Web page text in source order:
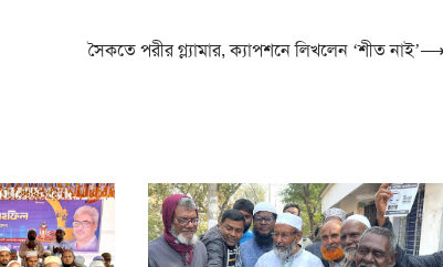
সৈকতে পরীর গ্ল্যামার, ক্যাপশনে লিখলেন ‘শীত নাই’